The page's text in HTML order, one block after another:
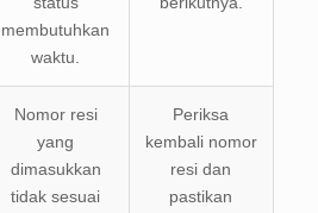
membutuhkan
waktu.
Nomor resi
yang
dimasukkan
tidak sesuai
Periksa
kembali nomor
resi dan
pastikan